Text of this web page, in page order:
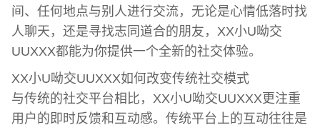
间、任何地点与别人进行交流，无论是心情低落时找
人聊天，还是寻找志同道合的朋友，XX小U呦交
UUXXX都能为你提供一个全新的社交体验。
XX小U呦交UUXXX如何改变传统社交模式
与传统的社交平台相比，XX小U呦交UUXXX更注重
用户的即时反馈和互动感。传统平台上的互动往往是